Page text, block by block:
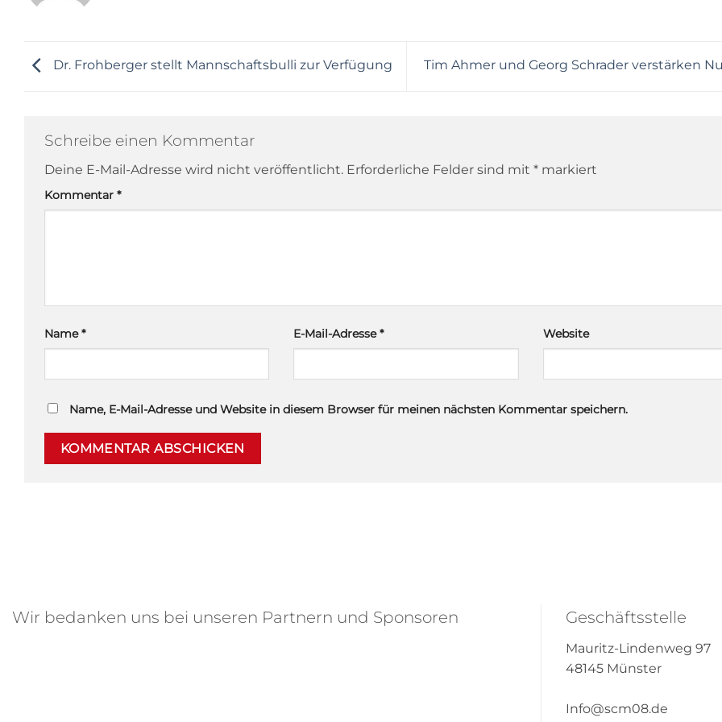
Dr. Frohberger stellt Mannschaftsbulli zur Verfügung Tim Ahmer und Georg Schrader verstärken
Schreibe einen Kommentar
Deine E-Mail-Adresse wird nicht veröffentlicht. Erforderliche Felder sind mit * markiert
Kommentar *
Name* E-Mail-Adresse* Website
Name, E-Mail-Adresse und Website in diesem Browser für meinen nächsten Kommentar speichern.
Wir bedanken uns bei unseren Partnern und Sponsoren Geschäftsstelle
Mauritz-Lindenweg 97
48145 Münster
Info@scm08.de